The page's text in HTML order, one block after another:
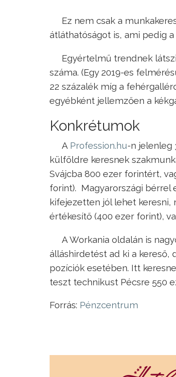
Ez nem csak a
átláthatóságot is, ami pedig
Egyértelmű trendnek
száma. (Egy 2019-es
22 százalék míg a
egyébként jellemzően a
Konkrétumok
A Profession.hu-n jelenleg
külföldre keresnek
Svájcba 800 ezer forintért,
forint). Magyarországi
kifejezetten jól lehet keresni,
értékesítő (400 ezer forint),
A Workania oldalán is
álláshirdetést ad ki a kereső,
pozíciók esetében. Itt
teszt technikust Pécsre 550
Forrás: Pénzcentrum